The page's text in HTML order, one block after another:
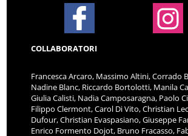
COLLABORATORI
Francesca Arcaro, Massimo Altini, Corrado
Nadine Blanc, Riccardo Bortolotti, Manila
Giulia Calisti, Nadia Camposaragna, Paolo
Filippo Clermont, Carol Di Vito, Christian
Dufour, Christian Evaspasiano, Giuseppe
Enrico Formento Dojot, Bruno Fracasso,